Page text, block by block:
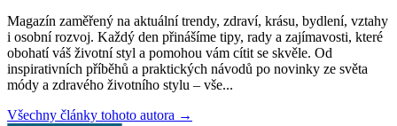
Magazín zaměřený na aktuální trendy, zdraví, krásu, bydlení, vztahy
i osobní rozvoj. Každý den přinášíme tipy, rady a zajímavosti, které
obohatí váš životní styl a pomohou vám cítit se skvěle. Od
inspirativních příběhů a praktických návodů po novinky ze světa
módy a zdravého životního stylu – vše...
Všechny články tohoto autora →